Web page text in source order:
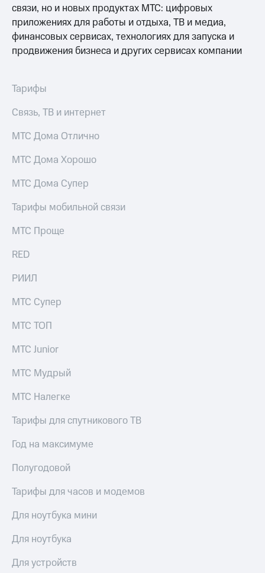
онлайн
Скидка 30%
на связь
МТС
Накопления
Откладывайте
и получайте
и
Пополнить
номер
оператора
Оплата
и
с
телефона
на карту
МТС Pay
Оплата
по QR-
коду
за границей
магазин
Тарифы
RED,
РИИЛ
и МТС Супер
Обзоры
до 40%
покупке
МТС
связи, но и новых продуктах МТС: цифровых
приложениях для работы и отдыха, ТВ и медиа,
финансовых сервисах, технологиях для запуска и
продвижения бизнеса и других сервисах компании
Тарифы
Связь, ТВ и интернет
МТС Дома Отлично
МТС Дома Хорошо
МТС Дома Супер
Тарифы мобильной связи
МТС Проще
RED
РИИЛ
МТС Супер
МТС ТОП
МТС Junior
МТС Мудрый
МТС Налегке
Тарифы для спутникового ТВ
Год на максимуме
Полугодовой
Тарифы для часов и модемов
Для ноутбука мини
Для ноутбука
Для устройств